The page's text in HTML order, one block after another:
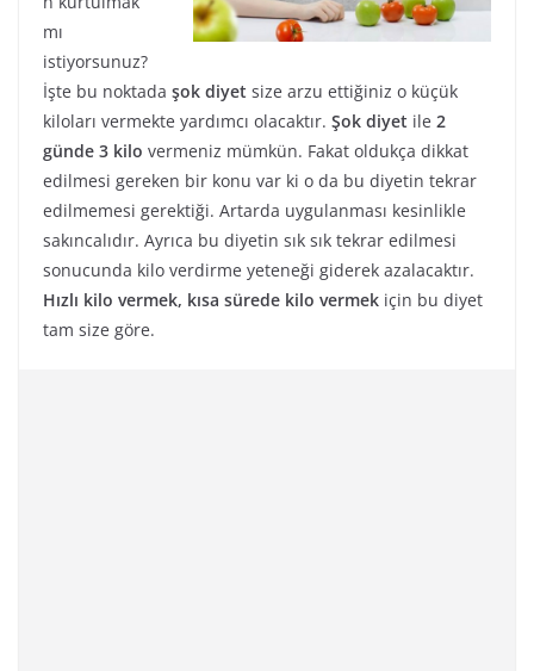
mı
istiyorsunuz?
İşte bu noktada şok diyet size arzu ettiğiniz o küçük
kiloları vermekte yardımcı olacaktır. Şok diyet ile 2
günde 3 kilo vermeniz mümkün. Fakat oldukça dikkat
edilmesi gereken bir konu var ki o da bu diyetin tekrar
edilmemesi gerektiği. Artarda uygulanması kesinlikle
sakıncalıdır. Ayrıca bu diyetin sık sık tekrar edilmesi
sonucunda kilo verdirme yeteneği giderek azalacaktır.
Hızlı kilo vermek, kısa sürede kilo vermek için bu diyet
tam size göre.